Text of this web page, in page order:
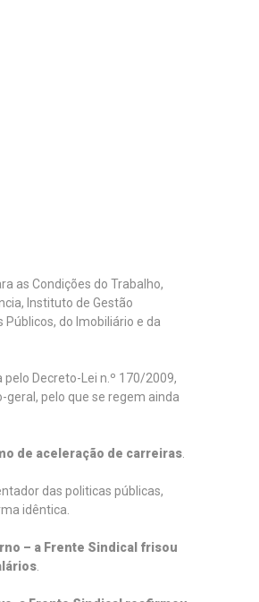
as Condições do Trabalho,
Instituto de Gestão
do Imobiliário e da
Decreto-Lei n.º 170/2009,
geral, pelo que se regem ainda
de aceleração de carreiras
das politicas públicas,
idêntica.
– a Frente Sindical frisou